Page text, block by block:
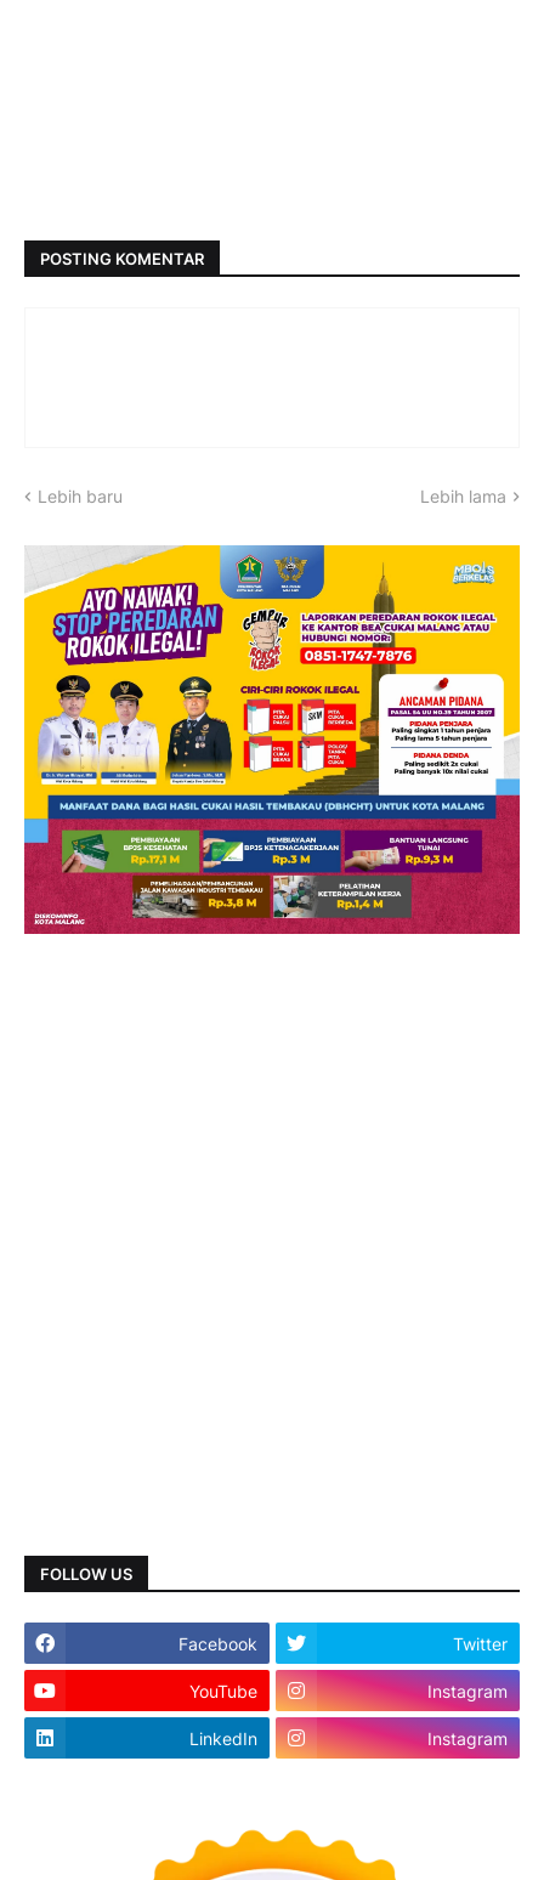
POSTING KOMENTAR
Lebih baru Lebih lama
FOLLOW US
Facebook Twitter
YouTube Instagram
LinkedIn Instagram